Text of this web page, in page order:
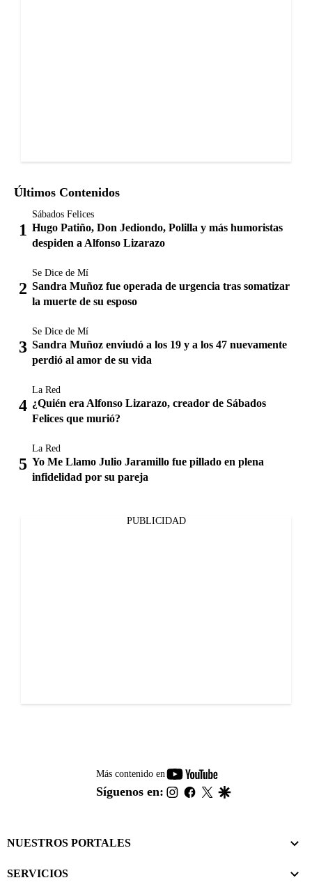
Últimos Contenidos
Sábados Felices
Hugo Patiño, Don Jediondo, Polilla y más humoristas
despiden a Alfonso Lizarazo
Se Dice de Mí
Sandra Muñoz fue operada de urgencia tras somatizar
la muerte de su esposo
Se Dice de Mí
Sandra Muñoz enviudó a los 19 y a los 47 nuevamente
perdió al amor de su vida
La Red
¿Quién era Alfonso Lizarazo, creador de Sábados
Felices que murió?
La Red
Yo Me Llamo Julio Jaramillo fue pillado en plena
infidelidad por su pareja
PUBLICIDAD
Más contenido en
youtube-
footer
Síguenos en: instagram
facebook
twitter
NUESTROS PORTALES
SERVICIOS